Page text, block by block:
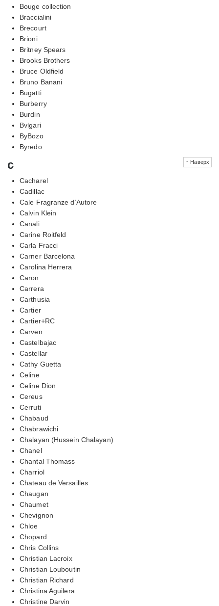
Bouge collection
Braccialini
Brecourt
Brioni
Britney Spears
Brooks Brothers
Bruce Oldfield
Bruno Banani
Bugatti
Burberry
Burdin
Bvlgari
ByBozo
Byredo
↑ Наверх
c
Cacharel
Cadillac
Cale Fragranze d’Autore
Calvin Klein
Canali
Carine Roitfeld
Carla Fracci
Carner Barcelona
Carolina Herrera
Caron
Carrera
Carthusia
Cartier
Cartier+RC
Carven
Castelbajac
Castellar
Cathy Guetta
Celine
Celine Dion
Cereus
Cerruti
Chabaud
Chabrawichi
Chalayan (Hussein Chalayan)
Chanel
Chantal Thomass
Charriol
Chateau de Versailles
Chaugan
Chaumet
Chevignon
Chloe
Chopard
Chris Collins
Christian Lacroix
Christian Louboutin
Christian Richard
Christina Aguilera
Christine Darvin